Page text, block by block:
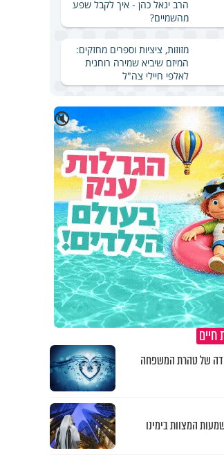
הרב יגאל כהן - איך לקבל שפע
מהשמיים?
מזוזות, ציציות וספרים מחזקים:
המיזם שיביא שמירה רוחנית
לאלפי חיילי צה"ל
🔇
של טהרת המשפחה
המצוות בימינו